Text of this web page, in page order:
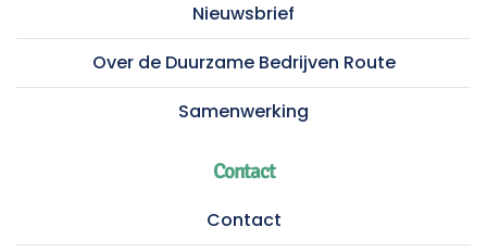
Nieuwsbrief
Over de Duurzame Bedrijven Route
Samenwerking
Contact
Contact